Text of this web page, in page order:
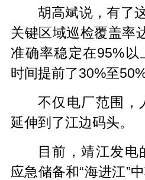
胡高斌说，有了
关键区域巡检覆盖率
准确率稳定在95%
时间提前了30%至50%
不仅电厂范围，
延伸到了江边码头。
目前，靖江发电
应急储备和“海进江”